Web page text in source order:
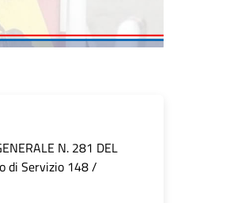
N. 281 DEL
di Servizio 148 /